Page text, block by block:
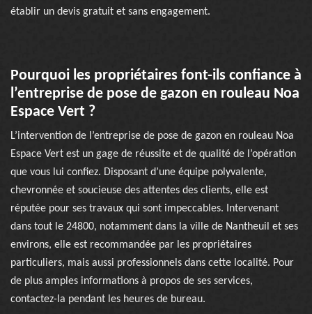
établir un devis gratuit et sans engagement.
Pourquoi les propriétaires font-ils confiance à
l’entreprise de pose de gazon en rouleau Noa
Espace Vert ?
L’intervention de l’entreprise de pose de gazon en rouleau Noa
Espace Vert est un gage de réussite et de qualité de l’opération
que vous lui confiez. Disposant d’une équipe polyvalente,
chevronnée et soucieuse des attentes des clients, elle est
réputée pour ses travaux qui sont impeccables. Intervenant
dans tout le 24800, notamment dans la ville de Nantheuil et ses
environs, elle est recommandée par les propriétaires
particuliers, mais aussi professionnels dans cette localité. Pour
de plus amples informations à propos de ses services,
contactez-la pendant les heures de bureau.